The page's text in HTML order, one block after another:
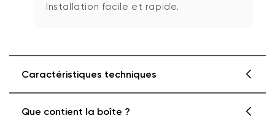
Installation facile et rapide.
Caractéristiques techniques
Que contient la boîte ?